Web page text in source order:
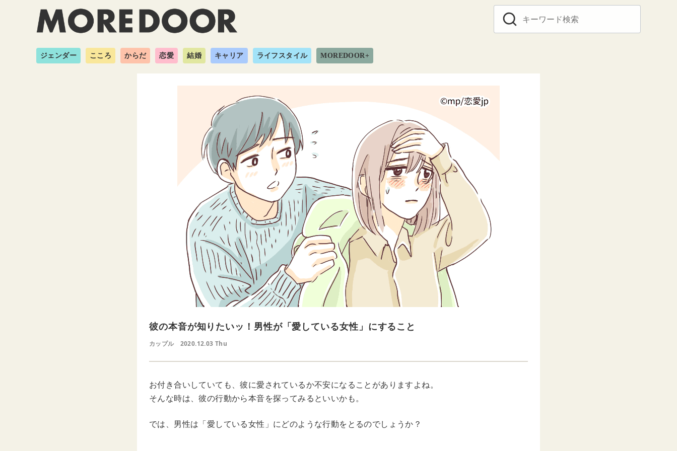
ジェンダー こころ からだ 恋愛 結婚 キャリア ライフスタイル MOREDOOR+
彼の本音が知りたいッ！男性が「愛している女性」にすること
カップル 2020.12.03 Thu
お付き合いしていても、彼に愛されているか不安になることがありますよね。
そんな時は、彼の行動から本音を探ってみるといいかも。
では、男性は「愛している女性」にどのような行動をとるのでしょうか？